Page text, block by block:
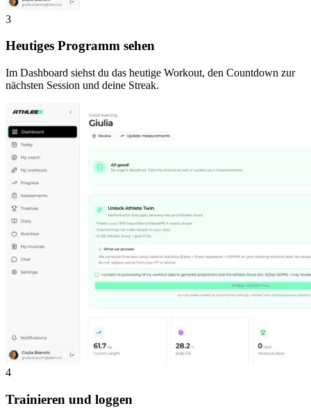
3
Heutiges Programm sehen
Im Dashboard siehst du das heutige Workout, den Countdown zur
nächsten Session und deine Streak.
4
Trainieren und loggen